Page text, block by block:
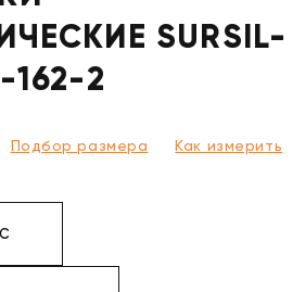
SURSIL-
162-2
Подбор размера Как измерить